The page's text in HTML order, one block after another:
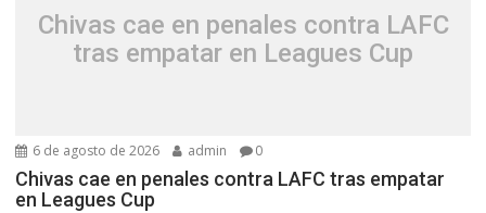
Chivas cae en penales contra LAFC
tras empatar en Leagues Cup
6 de agosto de 2026 admin 0
Chivas cae en penales contra LAFC tras empatar
en Leagues Cup